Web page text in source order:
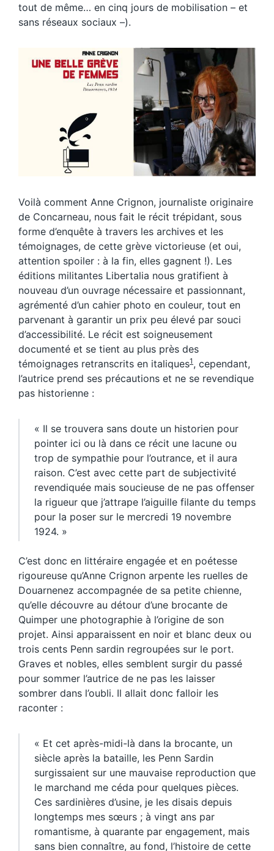
tout de même… en cinq jours de mobilisation – et
sans réseaux sociaux –).
Voilà comment Anne Crignon, journaliste originaire
de Concarneau, nous fait le récit trépidant, sous
forme d’enquête à travers les archives et les
témoignages, de cette grève victorieuse (et oui,
attention spoiler : à la fin, elles gagnent !). Les
éditions militantes Libertalia nous gratifient à
nouveau d’un ouvrage nécessaire et passionnant,
agrémenté d’un cahier photo en couleur, tout en
parvenant à garantir un prix peu élevé par souci
d’accessibilité. Le récit est soigneusement
documenté et se tient au plus près des
témoignages retranscrits en italiques1 , cependant,
l’autrice prend ses précautions et ne se revendique
pas historienne :
« Il se trouvera sans doute un historien pour
pointer ici ou là dans ce récit une lacune ou
trop de sympathie pour l’outrance, et il aura
raison. C’est avec cette part de subjectivité
revendiquée mais soucieuse de ne pas offenser
la rigueur que j’attrape l’aiguille filante du temps
pour la poser sur le mercredi 19 novembre
1924. »
C’est donc en littéraire engagée et en poétesse
rigoureuse qu’Anne Crignon arpente les ruelles de
Douarnenez accompagnée de sa petite chienne,
qu’elle découvre au détour d’une brocante de
Quimper une photographie à l’origine de son
projet. Ainsi apparaissent en noir et blanc deux ou
trois cents Penn sardin regroupées sur le port.
Graves et nobles, elles semblent surgir du passé
pour sommer l’autrice de ne pas les laisser
sombrer dans l’oubli. Il allait donc falloir les
raconter :
« Et cet après-midi-là dans la brocante, un
siècle après la bataille, les Penn Sardin
surgissaient sur une mauvaise reproduction que
le marchand me céda pour quelques pièces.
Ces sardinières d’usine, je les disais depuis
longtemps mes sœurs ; à vingt ans par
romantisme, à quarante par engagement, mais
sans bien connaître, au fond, l’histoire de cette